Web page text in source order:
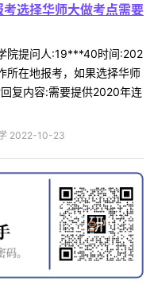
选择华师大做考点需要
院提问人:19***40时间:202
所在地报考，如果选择华师
复内容:需要提供2020年连
2022-10-23